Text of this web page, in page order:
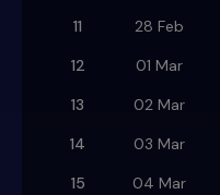
11
28 Feb
12
01 Mar
13
02 Mar
14
03 Mar
15
04 Mar